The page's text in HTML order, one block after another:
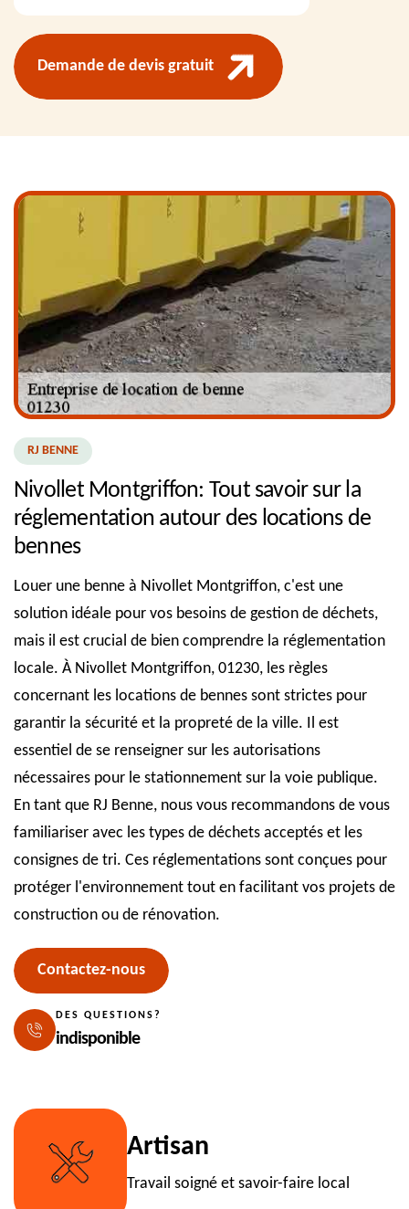
Demande de devis gratuit
RJ BENNE
Nivollet Montgriffon: Tout savoir sur la
réglementation autour des locations de
bennes
Louer une benne à Nivollet Montgriffon, c'est une
solution idéale pour vos besoins de gestion de déchets,
mais il est crucial de bien comprendre la réglementation
locale. À Nivollet Montgriffon, 01230, les règles
concernant les locations de bennes sont strictes pour
garantir la sécurité et la propreté de la ville. Il est
essentiel de se renseigner sur les autorisations
nécessaires pour le stationnement sur la voie publique.
En tant que RJ Benne, nous vous recommandons de vous
familiariser avec les types de déchets acceptés et les
consignes de tri. Ces réglementations sont conçues pour
protéger l'environnement tout en facilitant vos projets de
construction ou de rénovation.
Contactez-nous
DES QUESTIONS?
indisponible
Artisan
Travail soigné et savoir-faire local